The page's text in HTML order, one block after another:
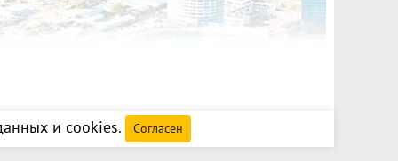
и cookies. Согласен